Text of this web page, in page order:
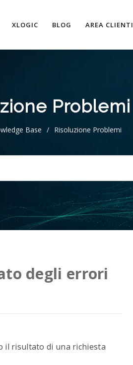
XLOGIC BLOG AREA CLIENTI
Problemi
Base / Risoluzione Problemi
degli errori
il risultato di una richiesta